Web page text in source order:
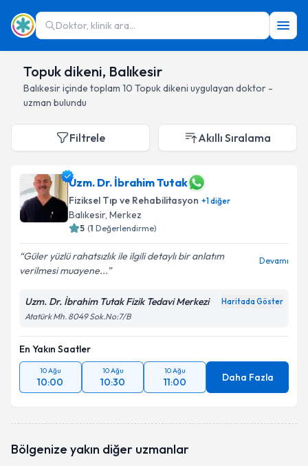
Doktor, klinik ara...
Topuk dikeni, Balıkesir
Balıkesiriçinde toplam 10 Topuk dikeni uygulayan doktor -
uzman bulundu
Filtrele Akıllı Sıralama
Uzm. Dr. İbrahim Tutak
Fiziksel Tıp ve Rehabilitasyon +1diğer
Balıkesir, Merkez
5 (1 Değerlendirme)
Güler yüzlü rahatsızlık ile ilgili detaylı bir anlatım
verilmesi muayene...
Devamı
Uzm. Dr. İbrahim Tutak Fizik Tedavi Merkezi Haritada Göster
Atatürk Mh. 8049 Sok.No:7/B
En Yakın Saatler
10 Ağu
10:00
10 Ağu
10:30
10 Ağu
11:00 Daha Fazla
Bölgenize yakın diğer uzmanlar